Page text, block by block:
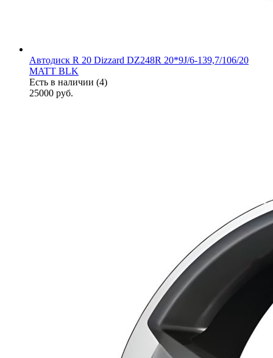
Автодиск R 20 Dizzard DZ248R 20*9J/6-139,7/106/20
MATT BLK
Есть в наличии (4)
25000 руб.